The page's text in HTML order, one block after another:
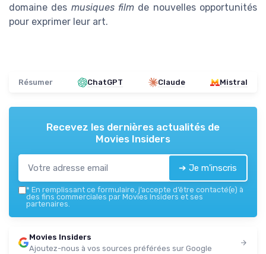
domaine des musiques film de nouvelles opportunités
pour exprimer leur art.
Résumer ChatGPT Claude Mistral
Recevez les dernières actualités de
Movies Insiders
➔ Je m'inscris
* En remplissant ce formulaire, j’accepte d’être contacté(e) à
des fins commerciales par Movies Insiders et ses
partenaires.
Movies Insiders
Ajoutez-nous à vos sources préférées sur Google